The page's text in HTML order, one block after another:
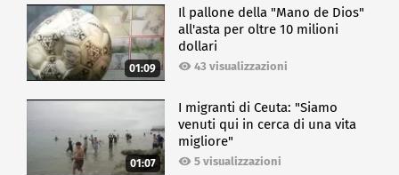
01:09
Il pallone della "Mano de Dios"
all'asta per oltre 10 milioni
dollari
43 visualizzazioni
01:07
I migranti di Ceuta: "Siamo
venuti qui in cerca di una vita
migliore"
5 visualizzazioni